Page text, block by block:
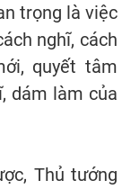
trọng là việc
nghĩ, cách
quyết tâm
dám làm của
Thủ tướng